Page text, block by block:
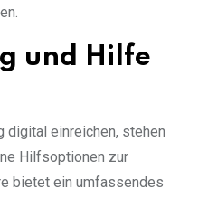
und Hilfe
digital einreichen, stehen
Hilfsoptionen zur
bietet ein umfassendes